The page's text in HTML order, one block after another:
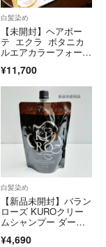
白髪染め
【未開封】ヘアボー
テ エクラ ボタニカ
ルエアカラーフォーム
¥11,700
白髪染め
【新品未開封】バラン
ローズ KUROクリー
ムシャンプー ダーク
¥4,690